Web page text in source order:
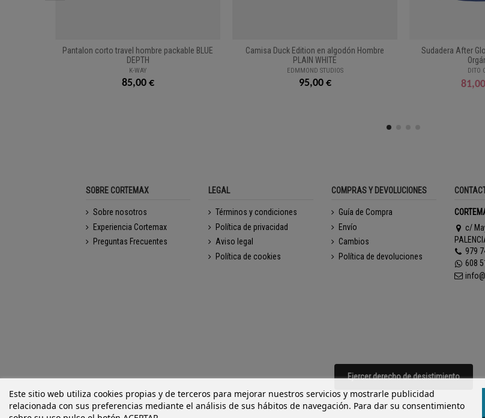
Pantalon corto travel hombre packable BLUE
DEPTH
K-WAY
85,00 €
Camisa Duck Edition en algodón Hombre
PLAIN WHITE
EDMMOND STUDIOS
95,00 €
Sudadera After
DITO
SOBRE CORTEMAX
Sobre nosotros
Experiencia Cortemax
Preguntas Frecuentes
LEGAL
Términos y condiciones
Política de privacidad
Aviso legal
Política de cookies
COMPRAS Y DEVOLUCIONES
Guía de Compra
Envío
Cambios
Política de devoluciones
c/
979
608
Este sitio web utiliza cookies propias y de terceros para mejorar nuestros servicios y mostrarle publicidad
relacionada con sus preferencias mediante el análisis de sus hábitos de navegación. Para dar su consentimiento
Ejercer derecho de desistimiento